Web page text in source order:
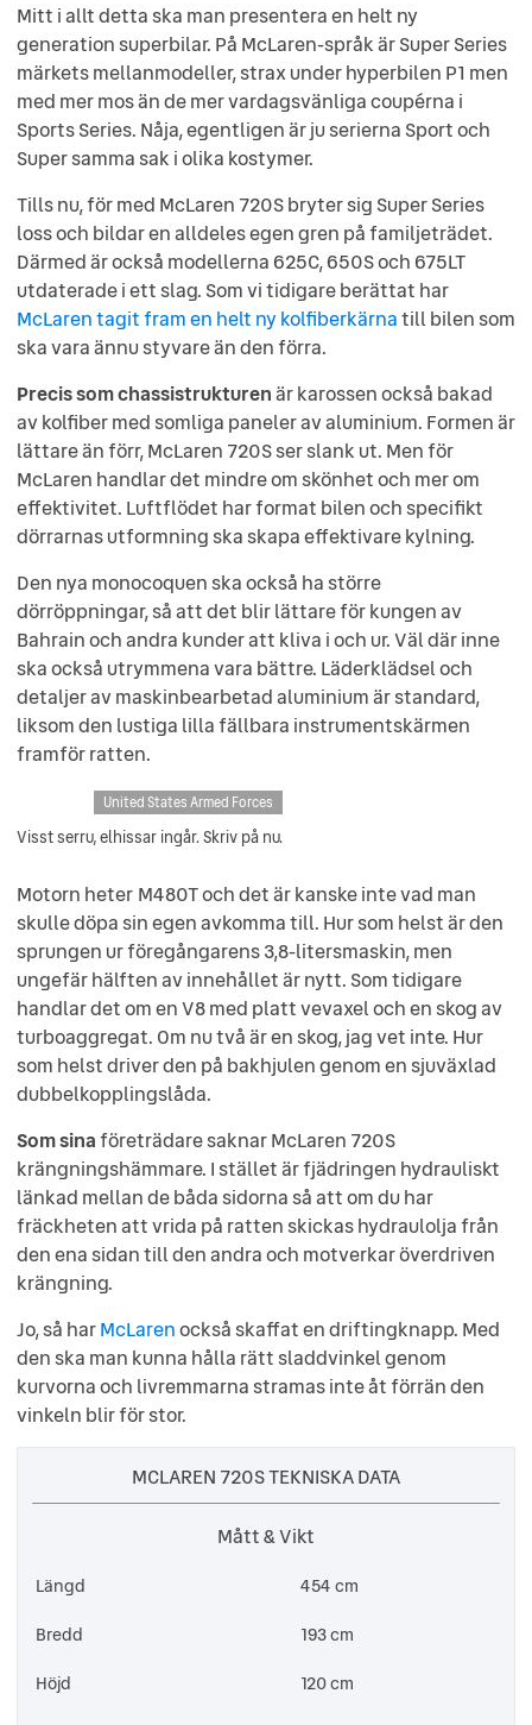
Mitt i allt detta ska man presentera en helt ny
generation superbilar. På McLaren-språk är Super Series
märkets mellanmodeller, strax under hyperbilen P1 men
med mer mos än de mer vardagsvänliga coupérna i
Sports Series. Nåja, egentligen är ju serierna Sport och
Super samma sak i olika kostymer.
Tills nu, för med McLaren 720S bryter sig Super Series
loss och bildar en alldeles egen gren på familjeträdet.
Därmed är också modellerna 625C, 650S och 675LT
utdaterade i ett slag. Som vi tidigare berättat har
McLaren tagit fram en helt ny kolfiberkärnatill bilen som
ska vara ännu styvare än den förra.
Precis som chassistrukturenär karossen också bakad
av kolfiber med somliga paneler av aluminium. Formen är
lättare än förr, McLaren 720S ser slank ut. Men för
McLaren handlar det mindre om skönhet och mer om
effektivitet. Luftflödet har format bilen och specifikt
dörrarnas utformning ska skapa effektivare kylning.
Den nya monocoquen ska också ha större
dörröppningar, så att det blir lättare för kungen av
Bahrain och andra kunder att kliva i och ur. Väl där inne
ska också utrymmena vara bättre. Läderklädsel och
detaljer av maskinbearbetad aluminium är standard,
liksom den lustiga lilla fällbara instrumentskärmen
framför ratten.
United States Armed Forces
Visst serru, elhissar ingår. Skriv på nu.
Motorn heter M480T och det är kanske inte vad man
skulle döpa sin egen avkomma till. Hur som helst är den
sprungen ur föregångarens 3,8-litersmaskin, men
ungefär hälften av innehållet är nytt. Som tidigare
handlar det om en V8 med platt vevaxel och en skog av
turboaggregat. Om nu två är en skog, jag vet inte. Hur
som helst driver den på bakhjulen genom en sjuväxlad
dubbelkopplingslåda.
Som sinaföreträdare saknar McLaren 720S
krängningshämmare. I stället är fjädringen hydrauliskt
länkad mellan de båda sidorna så att om du har
fräckheten att vrida på ratten skickas hydraulolja från
den ena sidan till den andra och motverkar överdriven
krängning.
Jo, så harMcLarenockså skaffat en driftingknapp. Med
den ska man kunna hålla rätt sladdvinkel genom
kurvorna och livremmarna stramas inte åt förrän den
vinkeln blir för stor.
MCLAREN 720S TEKNISKA DATA
Mått & Vikt
Längd 454 cm
Bredd 193 cm
Höjd 120 cm